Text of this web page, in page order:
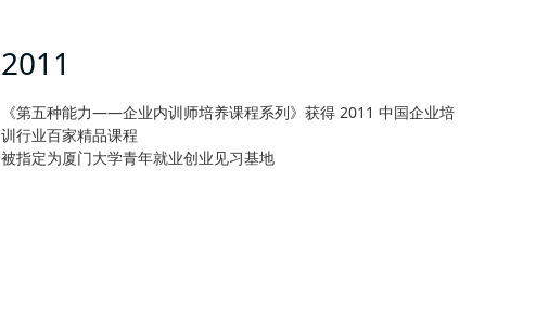
2011
《第五种能力——企业内训师培养课程系列》获得 2011 中国企业培
训行业百家精品课程
被指定为厦门大学青年就业创业见习基地